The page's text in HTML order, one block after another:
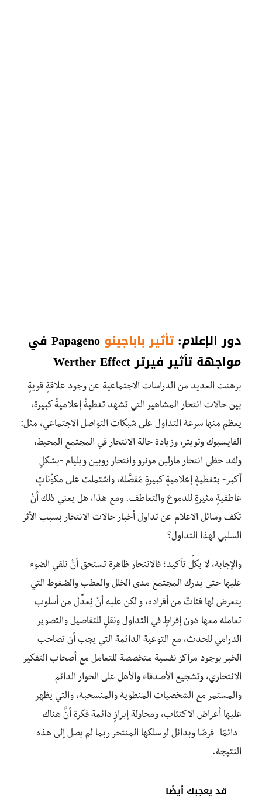
دور الإعلام: تأثير باباجينو
Papageno في
مواجهة تأثير فيرتر Werther Effect
برهنت العديد من الدراسات الاجتماعية عن وجود علاقةٍ قويةٍ
بين حالات انتحار المشاهير التي تشهد تغطيةً إعلاميةً كبيرة،
يعظم منها سرعة التداول على شبكات التواصل الاجتماعي، مثل:
الفايسبوك وتويتر، وزيادة حالة الانتحار في المجتمع المحيط،
ولقد حظي انتحار مارلين مونرو وانتحار روبين ويليام -بشكلٍ
أكبر- بتغطيةٍ إعلاميةٍ كبيرةٍ مُفصَّلة، واشتملت على مكوِّناتٍ
عاطفيةٍ مثيرةٍ للدموع والتعاطف. ومع هذا، هل يعني ذلك أنْ
تكف وسائل الاعلام عن تداول أخبار حالات الانتحار بسبب الأثر
السلبي لهذا التداول؟
والإجابة، لا بكلِّ تأكيد؛ فالانتحار ظاهرة تستحق أنْ نلقي الضوء
عليها حتى يدرك المجتمع مدى الخلل والعطب والضغوط التي
يتعرض لها فئاتٌ من أفراده، و لكن عليه أنْ يُعدِّل من أسلوب
تعامله معها دون إفراطٍ في التداول ونقلٍ للتفاصيل والتصوير
الدرامي للحدث، مع التوعية الدائمة التي يجب أن تصاحب
الخبر بوجود مراكز نفسية متخصصة للتعامل مع أصحاب التفكير
الانتحاري، وتشجيع الأصدقاء والأهل على الحوار الدائم
والمستمر مع الشخصيات المنطوية والمنسحبة، والتي يظهر
عليها أعراض الاكتئاب، ومحاولة إبرازٍ دائمة فكرة أنَّ هناك
-دائمًا- فرصًا وبدائل لو سلكها المنتحر ربما لم يصل إلى هذه
النتيجة.
قد يعجبك أيضًا